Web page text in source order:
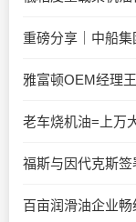
重磅分享｜中船
老车烧机油=上万
福斯与因代克斯
百亩润滑油企业